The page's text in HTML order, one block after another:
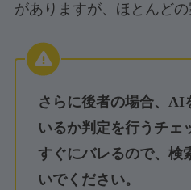
がありますが、ほとんどの
さらに後者の場合、AI
いるか判定を行うチェ
すぐにバレるので、検
いでください。